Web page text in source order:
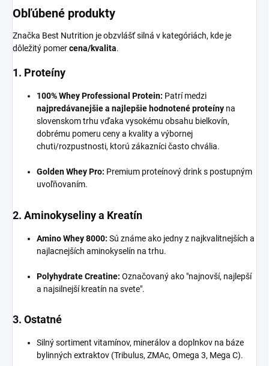
Obľúbené produkty
Značka Best Nutrition je obzvlášť silná v kategóriách, kde je
dôležitý pomercena/kvalita.
1. Proteíny
100% Whey Professional Protein: Patrí medzi
najpredávanejšie a najlepšie hodnotené proteíny na
slovenskom trhu vďaka vysokému obsahu bielkovín,
dobrému pomeru ceny a kvality a výbornej
chuti/rozpustnosti, ktorú zákazníci často chvália.
Golden Whey Pro: Premium proteínový drink s postupným
uvoľňovaním.
2. Aminokyseliny a Kreatín
Amino Whey 8000: Sú známe ako jedny z najkvalitnejších a
najlacnejších aminokyselín na trhu.
Polyhydrate Creatine: Označovaný ako "najnovší, najlepší
a najsilnejší kreatín na svete".
3. Ostatné
Silný sortiment vitamínov, minerálov a doplnkov na báze
bylinných extraktov (Tribulus, ZMAc, Omega 3, Mega C).